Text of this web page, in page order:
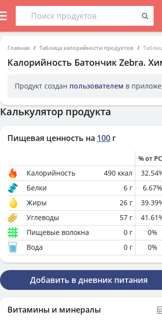
Главная Таблица калорийности продуктов
Калорийность Батончик Zebra.
Продукт создан пользователем в
Калькулятор продукта
Пищевая ценность на 100 г
% от
Калорийность 490 ккал 32.54
Белки
6 г 6.67%
Жиры
26 г 39.39
Углеводы
57 г 41.61
Пищевые волокна
0 г 0%
Вода
0 г 0%
Добавить в дневник питания
Витамины и минералы